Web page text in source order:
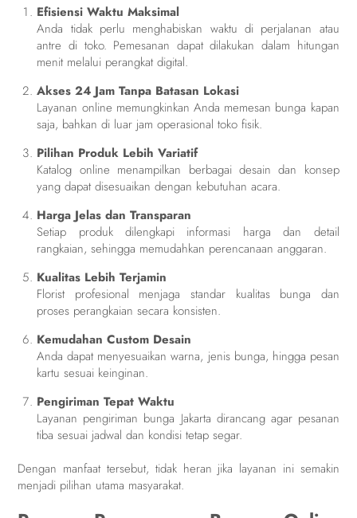
Efisiensi Waktu Maksimal
Anda tidak perlu menghabiskan waktu di perjalanan atau
antre di toko. Pemesanan dapat dilakukan dalam hitungan
menit melalui perangkat digital.
Akses 24 Jam Tanpa Batasan Lokasi
Layanan online memungkinkan Anda memesan bunga kapan
saja, bahkan di luar jam operasional toko fisik.
Pilihan Produk Lebih Variatif
Katalog online menampilkan berbagai desain dan konsep
yang dapat disesuaikan dengan kebutuhan acara.
Harga Jelas dan Transparan
Setiap produk dilengkapi informasi harga dan detail
rangkaian, sehingga memudahkan perencanaan anggaran.
Kualitas Lebih Terjamin
Florist profesional menjaga standar kualitas bunga dan
proses perangkaian secara konsisten.
Kemudahan Custom Desain
Anda dapat menyesuaikan warna, jenis bunga, hingga pesan
kartu sesuai keinginan.
Pengiriman Tepat Waktu
Layanan pengiriman bunga Jakarta dirancang agar pesanan
tiba sesuai jadwal dan kondisi tetap segar.
Dengan manfaat tersebut, tidak heran jika layanan ini semakin
menjadi pilihan utama masyarakat.